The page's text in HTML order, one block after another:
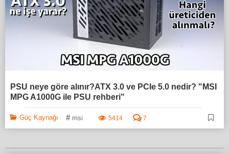
PSU neye göre alınır?ATX 3.0 ve PCIe 5.0 nedir? "MSI
MPG A1000G ile PSU rehberi"
Güç Kaynağı # msi 5414 7